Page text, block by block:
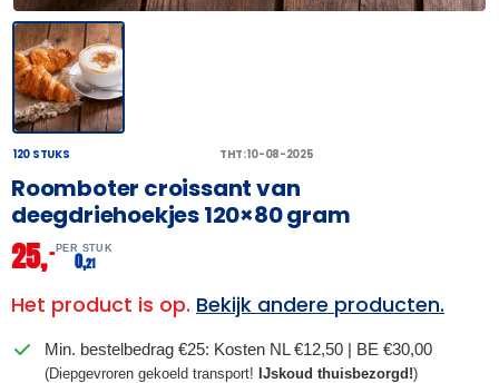
120 STUKS THT: 10-08-2025
Roomboter croissant van
deegdriehoekjes 120×80 gram
25,– PER STUK
0,21
Het product is op. Bekijk andere producten.
Min. bestelbedrag €25: Kosten NL €12,50 | BE €30,00
(Diepgevroren gekoeld transport! IJskoud thuisbezorgd!)